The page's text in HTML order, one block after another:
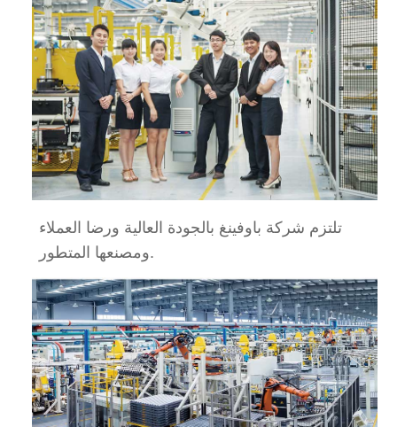
تلتزم شركة باوفينغ بالجودة العالية ورضا العملاء
ومصنعها المتطور.